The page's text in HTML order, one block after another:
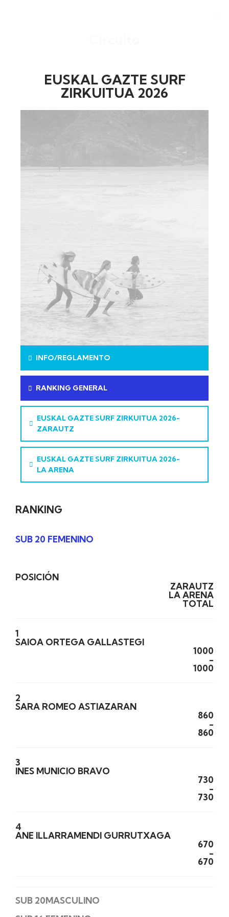
EUSKAL GAZTE SURF
ZIRKUITUA 2026
INFO/REGLAMENTO
RANKING GENERAL
EUSKAL GAZTE SURF ZIRKUITUA 2026-
ZARAUTZ
EUSKAL GAZTE SURF ZIRKUITUA 2026-
LA ARENA
RANKING
SUB 20 FEMENINO
POSICIÓN
ZARAUTZ
LA ARENA
TOTAL
1
SAIOA ORTEGA GALLASTEGI
1000
-
1000
2
SARA ROMEO ASTIAZARAN
860
-
860
3
INES MUNICIO BRAVO
730
-
730
4
ANE ILLARRAMENDI GURRUTXAGA
670
-
670
SUB 20MASCULINO